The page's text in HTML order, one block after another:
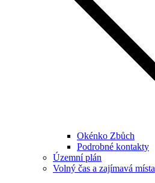
Okénko Zbůch
Podrobné kontakty
Územní plán
Volný čas a zajímavá místa